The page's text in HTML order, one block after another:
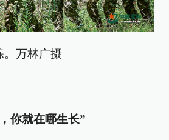
。万林广摄
你就在哪生长”